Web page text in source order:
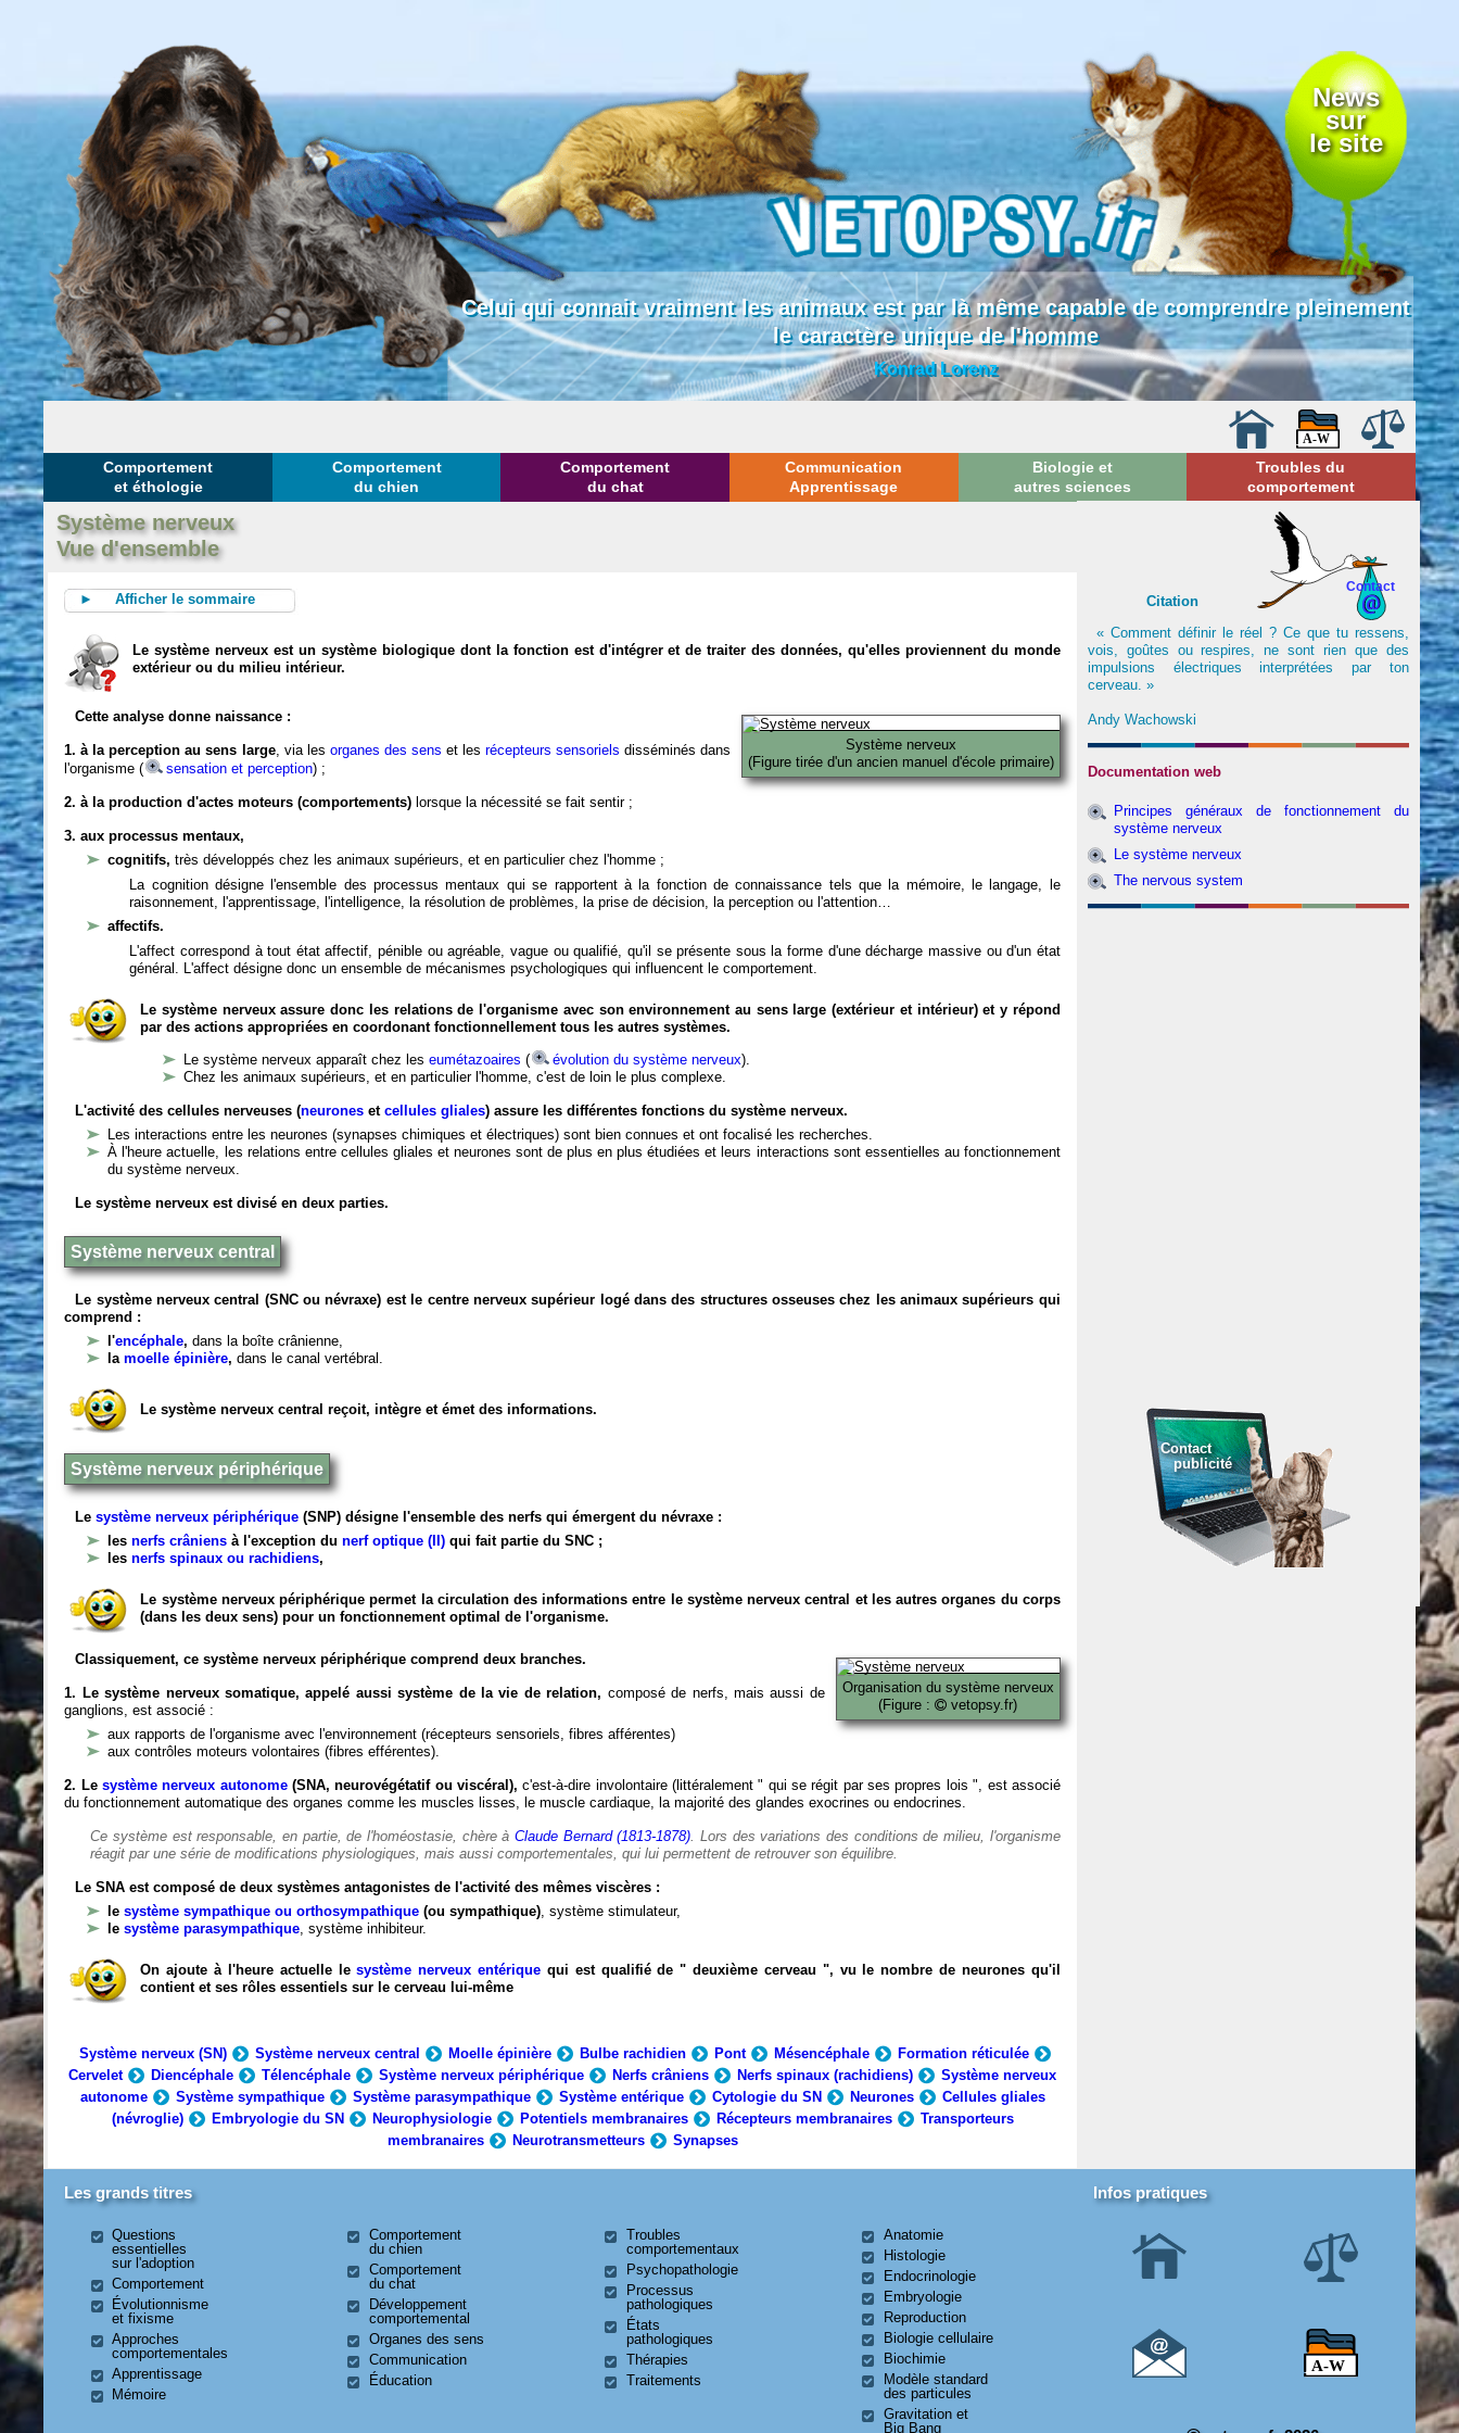
News
sur
le site
Celui qui connait vraiment les animaux est par là même capable de comprendre pleinement
le caractère unique de l'homme
Konrad Lorenz
Comportement
et éthologie
Comportement
du chien
Comportement
du chat
Communication
Apprentissage
Biologie et
autres sciences
Troubles du
comportement
Système nerveux
Vue d'ensemble
► Afficher le sommaire
Le système nerveux est un système biologique dont la fonction est d'intégrer et de traiter des données, qu'elles proviennent du monde
extérieur ou du milieu intérieur.
Système nerveux
(Figure tirée d'un ancien manuel d'école primaire)
Cette analyse donne naissance :
1. à la perception au sens large, via les organes des sens et les récepteurs sensoriels disséminés dans
l'organisme (
sensation et perception) ;
2. à la production d'actes moteurs (comportements) lorsque la nécessité se fait sentir ;
3. aux processus mentaux,
cognitifs,très développés chez les animaux supérieurs, et en particulier chez l'homme ;
La cognition désigne l'ensemble des processus mentaux qui se rapportent à la fonction de connaissance tels que la mémoire, le langage, le
raisonnement, l'apprentissage, l'intelligence, la résolution de problèmes, la prise de décision, la perception ou l'attention…
affectifs.
L'affect correspond à tout état affectif, pénible ou agréable, vague ou qualifié, qu'il se présente sous la forme d'une décharge massive ou d'un état
général. L'affect désigne donc un ensemble de mécanismes psychologiques qui influencent le comportement.
Le système nerveux assure donc les relations de l'organisme avec son environnement au sens large (extérieur et intérieur) et y répond
par des actions appropriées en coordonant fonctionnellement tous les autres systèmes.
Le système nerveux apparaît chez leseumétazoaires ( évolution du système nerveux).
Chez les animaux supérieurs, et en particulier l'homme, c'est de loin le plus complexe.
L'activité des cellules nerveuses (neurones etcellules gliales) assure les différentes fonctions du système nerveux.
Les interactions entre les neurones (synapses chimiques et électriques) sont bien connues et ont focalisé les recherches.
À l'heure actuelle, les relations entre cellules gliales et neurones sont de plus en plus étudiées et leurs interactions sont essentielles au fonctionnement
du système nerveux.
Le système nerveux est divisé en deux parties.
Système nerveux central
Le système nerveux central (SNC ou névraxe) est le centre nerveux supérieur logé dans des structures osseuses chez les animaux supérieurs qui
comprend :
l'encéphale,dans la boîte crânienne,
lamoelle épinière,dans le canal vertébral.
Le système nerveux central reçoit, intègre et émet des informations.
Système nerveux périphérique
Lesystème nerveux périphérique (SNP) désigne l'ensemble des nerfs qui émergent du névraxe :
lesnerfs crâniens à l'exception du nerf optique (II) qui fait partie du SNC ;
lesnerfs spinaux ou rachidiens,
Le système nerveux périphérique permet la circulation des informations entre le système nerveux central et les autres organes du corps
(dans les deux sens) pour un fonctionnement optimal de l'organisme.
Organisation du système nerveux
(Figure :
vetopsy.fr)
Classiquement, ce système nerveux périphérique comprend deux branches.
1. Le système nerveux somatique, appelé aussi système de la vie de relation, composé de nerfs, mais aussi de
ganglions, est associé :
aux rapports de l'organisme avec l'environnement (récepteurs sensoriels, fibres afférentes)
aux contrôles moteurs volontaires (fibres efférentes).
2. Le système nerveux autonome(SNA, neurovégétatif ou viscéral), c'est-à-dire involontaire (littéralement " qui se régit par ses propres lois ", est associé
du fonctionnement automatique des organes comme les muscles lisses, le muscle cardiaque, la majorité des glandes exocrines ou endocrines.
Ce système est responsable, en partie, de l'homéostasie, chère àClaude Bernard (1813-1878). Lors des variations des conditions de milieu, l'organisme
réagit par une série de modifications physiologiques, mais aussi comportementales, qui lui permettent de retrouver son équilibre.
Le SNA est composé de deux systèmes antagonistes de l'activité des mêmes viscères :
lesystème sympathique ou orthosympathique (ou sympathique), système stimulateur,
lesystème parasympathique, système inhibiteur.
On ajoute à l'heure actuelle lesystème nerveux entérique qui est qualifié de " deuxième cerveau ", vu le nombre de neurones qu'il
contient et ses rôles essentiels sur le cerveau lui-même
Système nerveux (SN) Système nerveux central Moelle épinière Bulbe rachidien Pont Mésencéphale
Formation réticulée
Cervelet
Diencéphale Télencéphale Système nerveux périphérique Nerfs crâniens Nerfs spinaux (rachidiens)
Système nerveux
autonome
Système sympathique Système parasympathique Système entérique Cytologie du SN Neurones
Cellules gliales
(névroglie)
Embryologie du SN Neurophysiologie Potentiels membranaires Récepteurs membranaires
Transporteurs
membranaires
Neurotransmetteurs Synapses
Contact
Citation
« Comment définir le réel ? Ce que tu ressens,
vois, goûtes ou respires, ne sont rien que des
impulsions électriques interprétées par ton
cerveau. »
Andy Wachowski
Documentation web
Principes généraux de fonctionnement du
système nerveux
Le système nerveux
The nervous system
Contact
publicité
Les grands titres
Questions
essentielles
sur l'adoption
Comportement
Évolutionnisme
et fixisme
Approches
comportementales
Apprentissage
Mémoire
Comportement
du chien
Comportement
du chat
Développement
comportemental
Organes des sens
Communication
Éducation
Troubles
comportementaux
Psychopathologie
Processus
pathologiques
États
pathologiques
Thérapies
Traitements
Anatomie
Histologie
Endocrinologie
Embryologie
Reproduction
Biologie cellulaire
Biochimie
Modèle standard
des particules
Gravitation et
Big Bang
Infos pratiques